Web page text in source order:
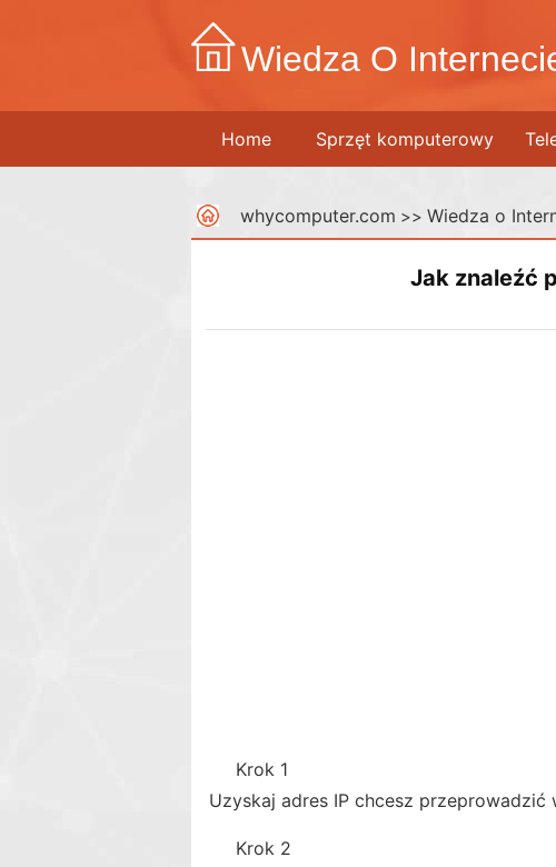
Wiedza O
Home Sprzęt komputerowy
whycomputer.com >> Wiedza o
Jak znaleźć
Krok 1
Uzyskaj adres IP chcesz przeprowadzić
Krok 2